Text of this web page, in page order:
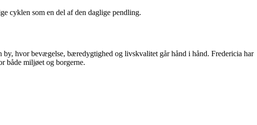
cyklen som en del af den daglige pendling.
hvor bevægelse, bæredygtighed og livskvalitet går hånd i hånd. Fredericia har
både miljøet og borgerne.